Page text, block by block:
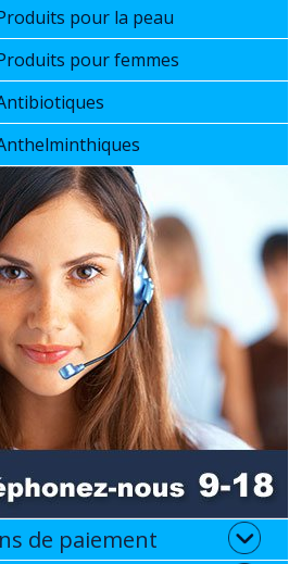
pour la peau
pour femmes
de paiement